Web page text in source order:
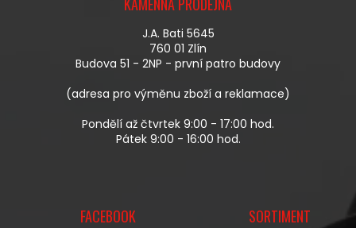
KAMENNÁ PRODEJNA
J.A. Bati 5645
760 01 Zlín
Budova 51 - 2NP - první patro budovy
(adresa pro výměnu zboží a reklamace)
Pondělí až čtvrtek 9:00 - 17:00 hod.
Pátek 9:00 - 16:00 hod.
FACEBOOK SORTIMENT